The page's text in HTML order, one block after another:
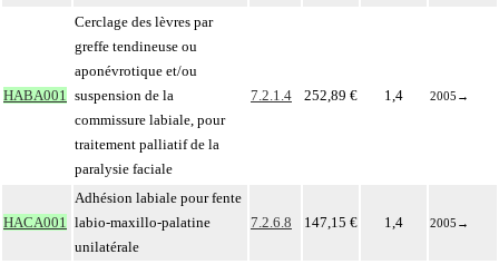
HABA001
Cerclage des lèvres par
greffe tendineuse ou
aponévrotique et/ou
suspension de la
commissure labiale, pour
traitement palliatif de la
paralysie faciale
7.2.1.4 252,89 € 1,4 2005 →
HACA001
Adhésion labiale pour fente
labio-maxillo-palatine
unilatérale
7.2.6.8 147,15 € 1,4 2005 →